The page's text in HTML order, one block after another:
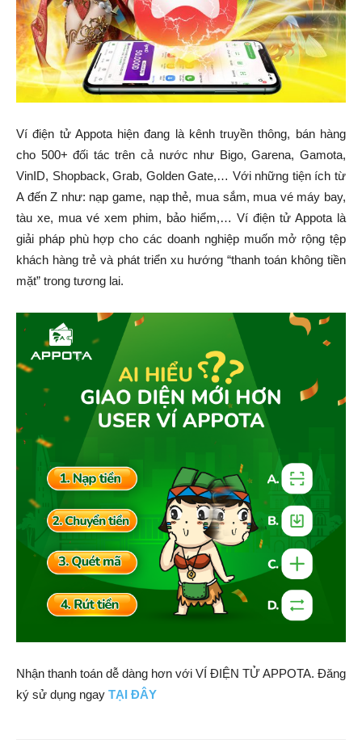
Ví điện tử Appota hiện đang là kênh truyền thông, bán hàng
cho 500+ đối tác trên cả nước như Bigo, Garena, Gamota,
VinID, Shopback, Grab, Golden Gate,… Với những tiện ích từ
A đến Z như: nạp game, nạp thẻ, mua sắm, mua vé máy bay,
tàu xe, mua vé xem phim, bảo hiểm,… Ví điện tử Appota là
giải pháp phù hợp cho các doanh nghiệp muốn mở rộng tệp
khách hàng trẻ và phát triển xu hướng “thanh toán không tiền
mặt” trong tương lai.
Nhận thanh toán dễ dàng hơn với VÍ ĐIỆN TỬ APPOTA. Đăng
ký sử dụng ngay TẠI ĐÂY